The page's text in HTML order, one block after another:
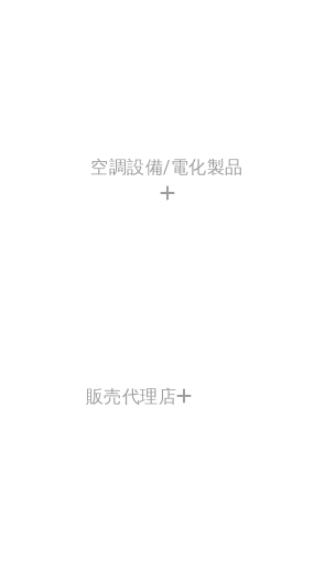
空調設備/電化製品
販売代理店